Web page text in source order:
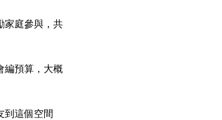
家庭參與，共
編預算，大概
到這個空間